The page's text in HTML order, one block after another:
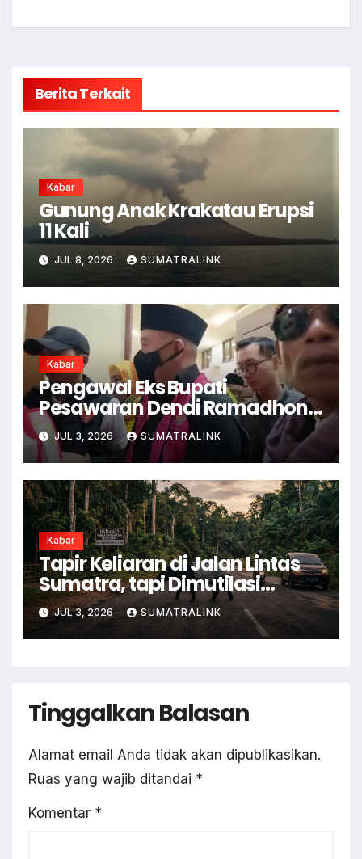
Berita Terkait
Kabar
Gunung Anak Krakatau Erupsi
11 Kali
JUL 8, 2026 SUMATRALINK
Kabar
Pengawal Eks Bupati
Pesawaran Dendi Ramadhona
Pukul Kamera Wartawan
JUL 3, 2026 SUMATRALINK
Kabar
Tapir Keliaran di Jalan Lintas
Sumatra, tapi Dimutilasi
Warga
JUL 3, 2026 SUMATRALINK
Tinggalkan Balasan
Alamat email Anda tidak akan dipublikasikan.
Ruas yang wajib ditandai *
Komentar *